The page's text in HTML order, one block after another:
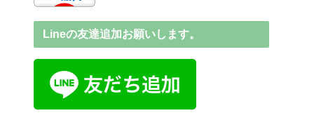
Lineの友達追加お願いします。